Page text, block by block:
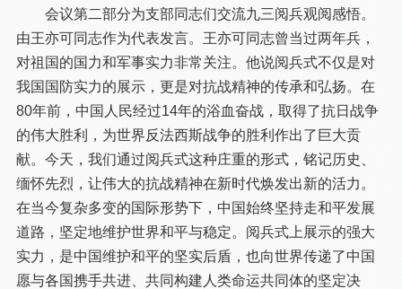
会议第二部分为支部同志们交流九三阅兵观阅感悟。
由王亦可同志作为代表发言。王亦可同志曾当过两年兵，
对祖国的国力和军事实力非常关注。他说阅兵式不仅是对
我国国防实力的展示，更是对抗战精神的传承和弘扬。在
80年前，中国人民经过14年的浴血奋战，取得了抗日战争
的伟大胜利，为世界反法西斯战争的胜利作出了巨大贡
献。今天，我们通过阅兵式这种庄重的形式，铭记历史、
缅怀先烈，让伟大的抗战精神在新时代焕发出新的活力。
在当今复杂多变的国际形势下，中国始终坚持走和平发展
道路，坚定地维护世界和平与稳定。阅兵式上展示的强大
实力，是中国维护和平的坚实后盾，也向世界传递了中国
愿与各国携手共进、共同构建人类命运共同体的坚定决